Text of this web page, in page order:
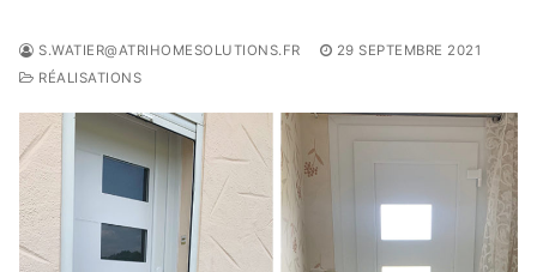
S.WATIER@ATRIHOMESOLUTIONS.FR
29 SEPTEMBRE 2021
RÉALISATIONS